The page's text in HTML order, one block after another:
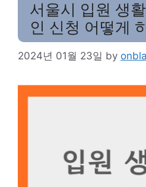
서울시 입원 생
인 신청 어떻게
2024년 01월 23일 by